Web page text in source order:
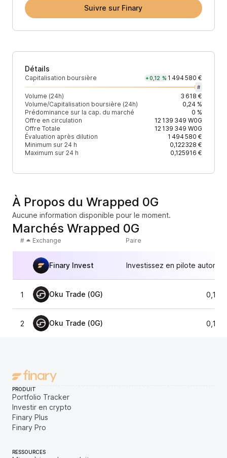
Suivre sur Finary
Détails
Capitalisation boursière +0,12 % 1 494 580 €
#
Volume (24h)
3 618 €
Volume/Capitalisation boursière (24h)
0,24 %
Prédominance sur la cap. du marché
0 %
Offre en circulation
12 139 349 W0G
Offre Totale
12 139 349 W0G
Évaluation après dilution
1 494 580 €
Minimum sur 24 h
0,122328 €
Maximum sur 24 h
0,125916 €
À Propos du Wrapped 0G
Aucune information disponible pour le moment.
Marchés Wrapped 0G
# Exchange Paire
Finary Invest Investissez en pilote
1 Oku Trade (0G)
2 Oku Trade (0G)
PRODUIT
Portfolio Tracker
Investir en crypto
Finary Plus
Finary Pro
RESSOURCES